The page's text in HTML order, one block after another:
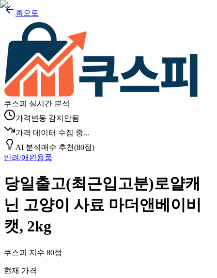
홈으로
쿠스피 실시간 분석
가격변동 감지안됨
가격 데이터 수집 중...
AI 분석매수 추천(80점)
반려/애완용품
당일출고(최근입고분)로얄캐
닌 고양이 사료 마더앤베이비
캣, 2kg
쿠스피 지수 80점
현재 가격